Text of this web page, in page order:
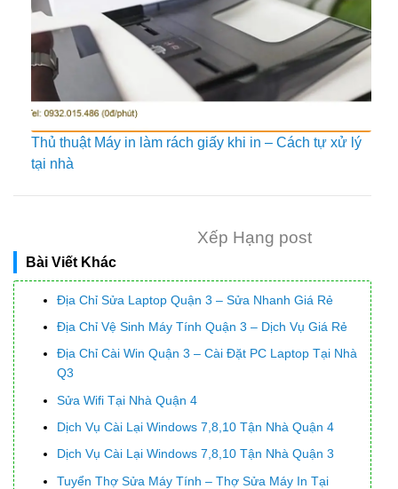
Thủ thuật Máy in làm rách giấy khi in – Cách tự xử lý
tại nhà
Xếp Hạng post
Bài Viết Khác
Địa Chỉ Sửa Laptop Quận 3 – Sửa Nhanh Giá Rẻ
Địa Chỉ Vệ Sinh Máy Tính Quận 3 – Dịch Vụ Giá Rẻ
Địa Chỉ Cài Win Quận 3 – Cài Đặt PC Laptop Tại Nhà
Q3
Sửa Wifi Tại Nhà Quận 4
Dịch Vụ Cài Lại Windows 7,8,10 Tận Nhà Quận 4
Dịch Vụ Cài Lại Windows 7,8,10 Tận Nhà Quận 3
Tuyển Thợ Sửa Máy Tính – Thợ Sửa Máy In Tại